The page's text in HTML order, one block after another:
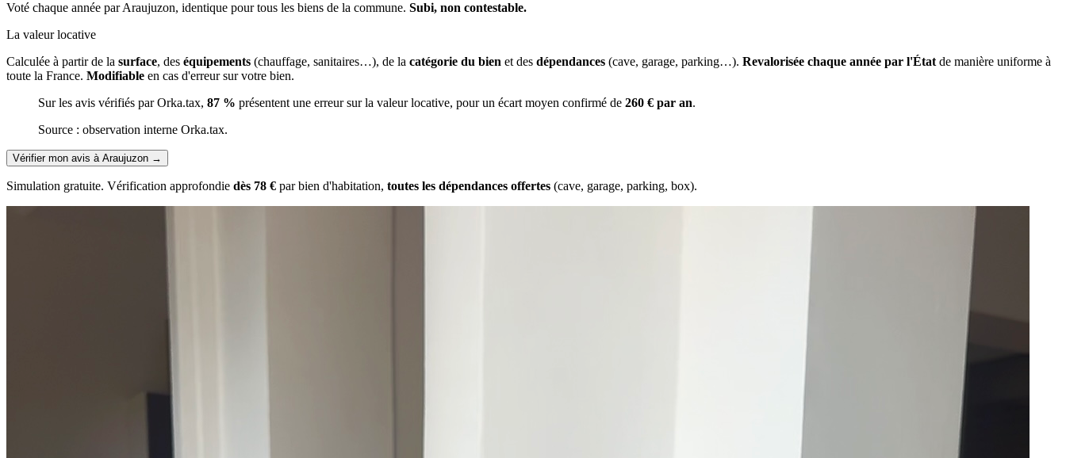
Voté chaque année par Araujuzon, identique pour tous les biens de la commune. Subi, non contestable.
La valeur locative
Calculée à partir de la surface, des équipements (chauffage, sanitaires…), de la catégorie du bien et des dépendances (cave, garage, parking…). Revalorisée chaque année par l'État de manière uniforme à
toute la France. Modifiable en cas d'erreur sur votre bien.
Sur les avis vérifiés par Orka.tax, 87 % présentent une erreur sur la valeur locative, pour un écart moyen confirmé de 260 € par an.
Source : observation interne Orka.tax.
Vérifier mon avis à Araujuzon →
Simulation gratuite. Vérification approfondie dès 78 € par bien d'habitation, toutes les dépendances offertes (cave, garage, parking, box).